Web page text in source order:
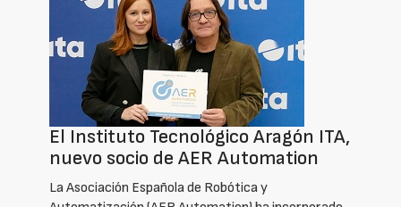
El Instituto Tecnológico Aragón ITA,
nuevo socio de AER Automation
La Asociación Española de Robótica y